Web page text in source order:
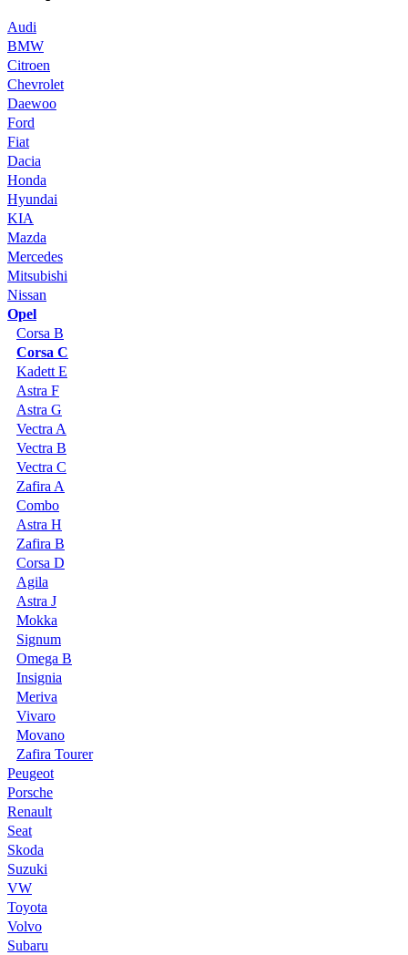
Audi
BMW
Citroen
Chevrolet
Daewoo
Ford
Fiat
Dacia
Honda
Hyundai
KIA
Mazda
Mercedes
Mitsubishi
Nissan
Opel
Corsa B
Corsa C
Kadett E
Astra F
Astra G
Vectra A
Vectra B
Vectra C
Zafira A
Combo
Astra H
Zafira B
Corsa D
Agila
Astra J
Mokka
Signum
Omega B
Insignia
Meriva
Vivaro
Movano
Zafira Tourer
Peugeot
Porsche
Renault
Seat
Skoda
Suzuki
VW
Toyota
Volvo
Subaru